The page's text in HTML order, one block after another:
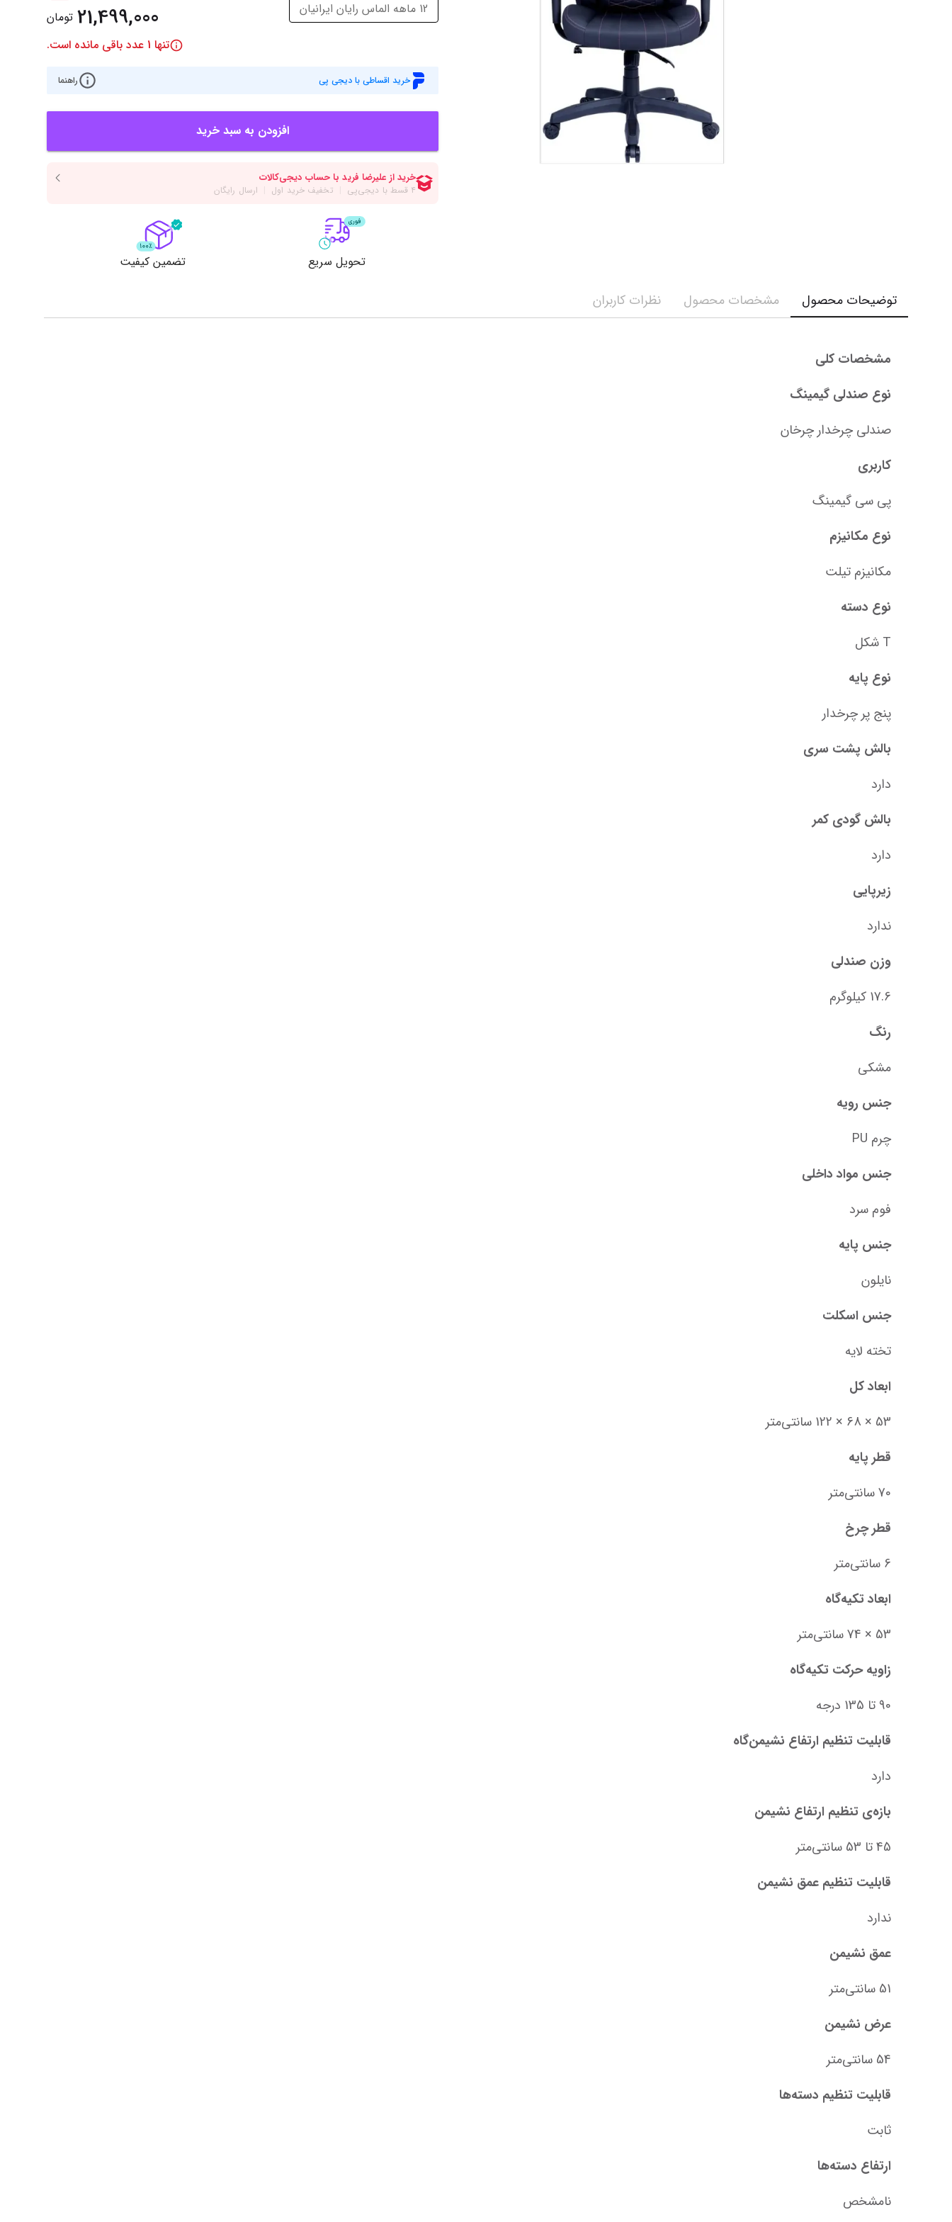
کابل‌ها
مادربرد
12 ماهه الماس رایان ایرانیان 21,499,000 تومان
تنها 1 عدد باقی مانده است.
خرید اقساطی با دیجی پی راهنما
افزودن به سبد خرید
تحویل سریع تضمین کیفیت
توضیحات محصول مشخصات محصول نظرات کاربران
مشخصات کلی
نوع صندلی گیمینگ
صندلی چرخدار چرخان
کاربری
پی سی گیمینگ
نوع مکانیزم
مکانیزم تیلت
نوع دسته
T شکل
نوع پایه
پنج پر چرخدار
بالش پشت سری
دارد
بالش گودی کمر
دارد
زیرپایی
ندارد
وزن صندلی
17.6 کیلوگرم
رنگ
مشکی
جنس رویه
چرم PU
جنس مواد داخلی
فوم سرد
جنس پایه
نایلون
جنس اسکلت
تخته لایه
ابعاد کل
53 × 68 × 122 سانتی‌متر
قطر پایه
70 سانتی‌متر
قطر چرخ
6 سانتی‌متر
ابعاد تکیه‌گاه
53 × 74 سانتی‌متر
زاویه حرکت تکیه‌گاه
90 تا 135 درجه
قابلیت تنظیم ارتفاع نشیمن‌گاه
دارد
بازه‌ی تنظیم ارتفاع نشیمن
45 تا 53 سانتی‌متر
قابلیت تنظیم عمق نشیمن
ندارد
عمق نشیمن
51 سانتی‌متر
عرض نشیمن
54 سانتی‌متر
قابلیت تنظیم دسته‌ها
ثابت
ارتفاع دسته‌ها
نامشخص